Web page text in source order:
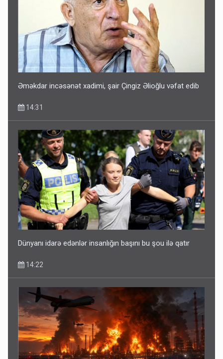
Əməkdar incəsənət xadimi, şair Çingiz Əlioğlu vəfat edib
14:31
Dünyanı idarə edənlər insanlığın başını bu şou ilə qatır
14:22